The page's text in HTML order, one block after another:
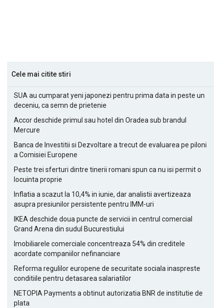
Cele mai citite stiri
SUA au cumparat yeni japonezi pentru prima data in peste un
deceniu, ca semn de prietenie
Accor deschide primul sau hotel din Oradea sub brandul
Mercure
Banca de Investitii si Dezvoltare a trecut de evaluarea pe piloni
a Comisiei Europene
Peste trei sferturi dintre tinerii romani spun ca nu isi permit o
locuinta proprie
Inflatia a scazut la 10,4% in iunie, dar analistii avertizeaza
asupra presiunilor persistente pentru IMM-uri
IKEA deschide doua puncte de servicii in centrul comercial
Grand Arena din sudul Bucurestiului
Imobiliarele comerciale concentreaza 54% din creditele
acordate companiilor nefinanciare
Reforma regulilor europene de securitate sociala inaspreste
conditiile pentru detasarea salariatilor
NETOPIA Payments a obtinut autorizatia BNR de institutie de
plata